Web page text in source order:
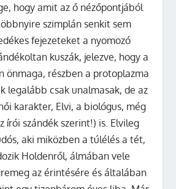
hogy amit az ő nézőpontjából
szimplán senkit sem
fejezeteket a nyomozó
kuszák, jelezve, hogy a
önmaga, részben a protoplazma
legalább csak unalmasak, de az
karakter, Elvi, a biológus, még
írói szándék szerint!) is. Elvileg
aki miközben a túlélés a tét,
Holdenről, álmában vele
az érintésére és általában